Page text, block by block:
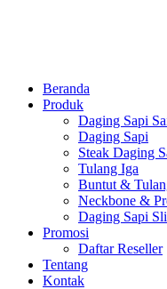
Beranda
Produk
Daging Sapi
Daging Sapi
Steak Daging
Tulang Iga
Buntut &
Neckbone &
Daging Sapi
Promosi
Daftar Reseller
Tentang
Kontak